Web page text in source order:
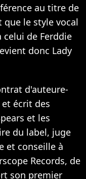
au titre de
que le style vocal
de Ferddie
donc Lady
d'auteure-
écrit des
et les
du label, juge
et conseille à
Records, de
son premier